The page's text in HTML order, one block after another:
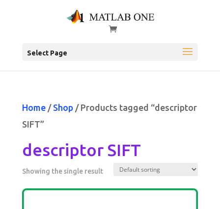
Select Page
Home/ Shop/ Products tagged “descriptor
SIFT”
descriptor SIFT
Showing the single result